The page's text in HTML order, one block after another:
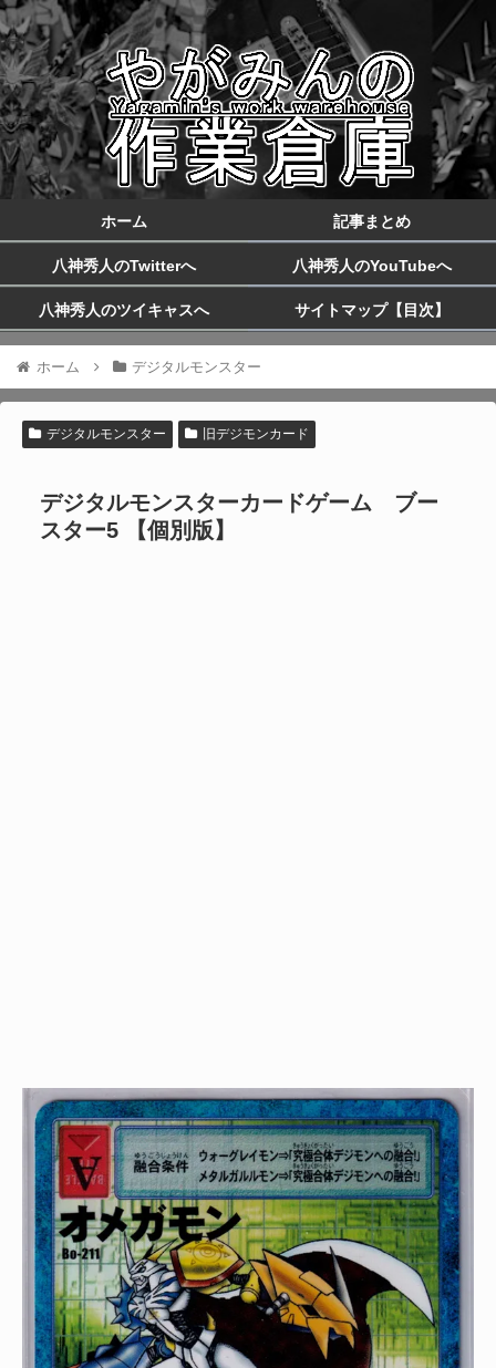
ホーム 記事まとめ
八神秀人のTwitterへ 八神秀人のYouTubeへ
八神秀人のツイキャスへ サイトマップ【目次】
ホーム デジタルモンスター
デジタルモンスター 旧デジモンカード
デジタルモンスターカードゲーム ブー
スター5 【個別版】